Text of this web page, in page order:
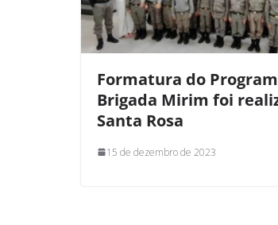
Formatura do
Brigada Mirim foi
Santa Rosa
15 de dezembro de 2023